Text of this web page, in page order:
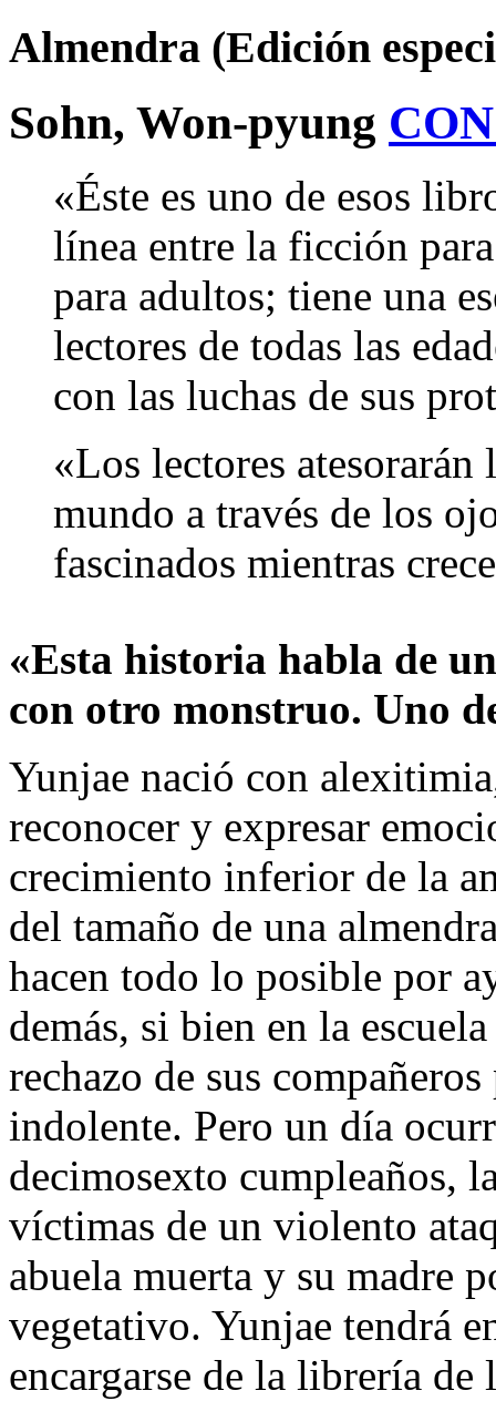
Almendra (Edición
Sohn, Won-pyung
«Éste es uno de esos
línea entre la ficción
para adultos; tiene una
lectores de todas las
con las luchas de sus
«Los lectores
mundo a través de los
fascinados mientras
«Esta historia habla de
con otro monstruo. Uno
Yunjae nació con
reconocer y expresar
crecimiento inferior de la
del tamaño de una
hacen todo lo posible por
demás, si bien en la
rechazo de sus
indolente. Pero un día
decimosexto cumpleaños,
víctimas de un violento
abuela muerta y su madre
vegetativo. Yunjae tendrá
encargarse de la librería